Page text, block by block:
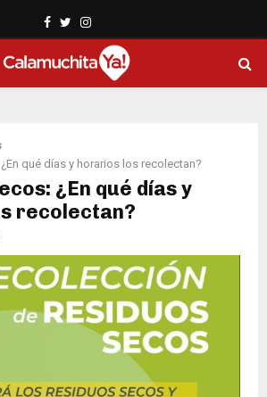
Facebook
TwitterInstagram
qué días y horarios los recolectan?
¿En qué días y
recolectan?